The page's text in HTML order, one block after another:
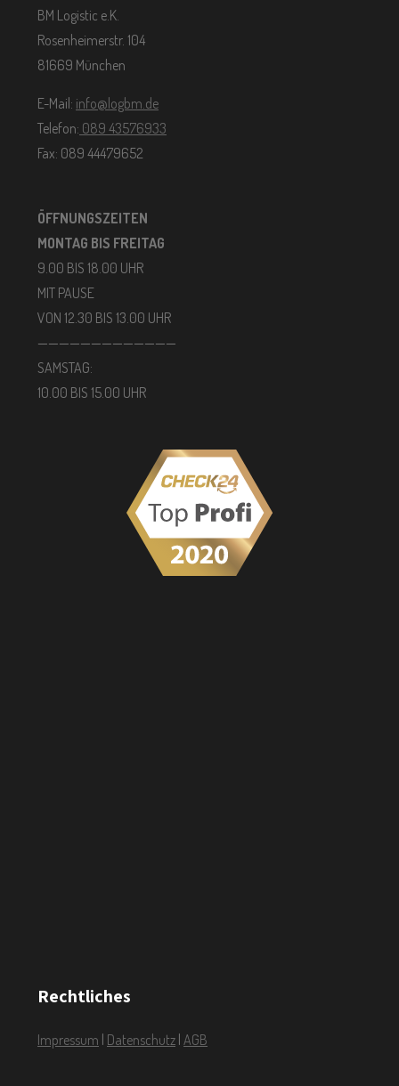
BM Logistic e.K.
Rosenheimerstr. 104
81669 München
E-Mail: info@logbm.de
Telefon: 089 43576933
Fax: 089 44479652
ÖFFNUNGSZEITEN
MONTAG BIS FREITAG
9.00 BIS 18.00 UHR
MIT PAUSE
VON 12.30 BIS 13.00 UHR
—————————————
SAMSTAG:
10.00 BIS 15.00 UHR
Rechtliches
Impressum | Datenschutz | AGB